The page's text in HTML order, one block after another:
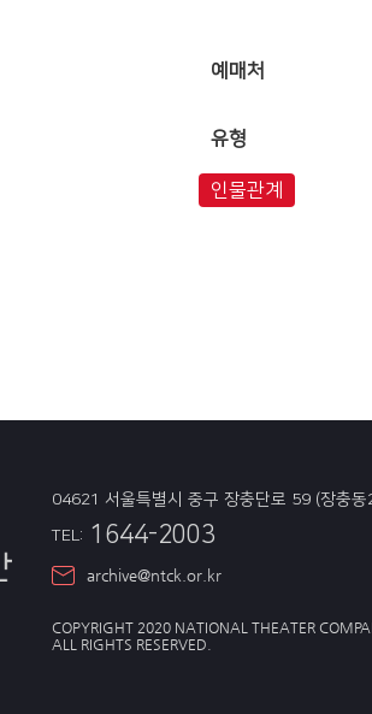
예매처
유형
인물관계
04621 서울특별시 중구 장충단로 59 (장충동
TEL: 1644-2003
archive@ntck.or.kr
COPYRIGHT 2020 NATIONAL THEATER
ALL RIGHTS RESERVED.